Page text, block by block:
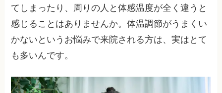
てしまったり、周りの人と体感温度が全く違うと
感じることはありませんか。体温調節がうまくい
かないというお悩みで来院される方は、実はとて
も多いんです。